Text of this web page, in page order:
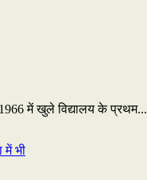
में खुले विद्यालय के प्रथम...